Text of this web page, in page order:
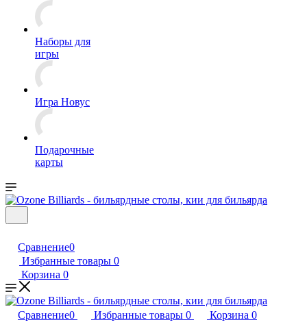
Наборы для
игры
Игра Новус
Подарочные
карты
Сравнение0
Избранные товары 0
Корзина 0
Сравнение0 Избранные товары 0 Корзина 0